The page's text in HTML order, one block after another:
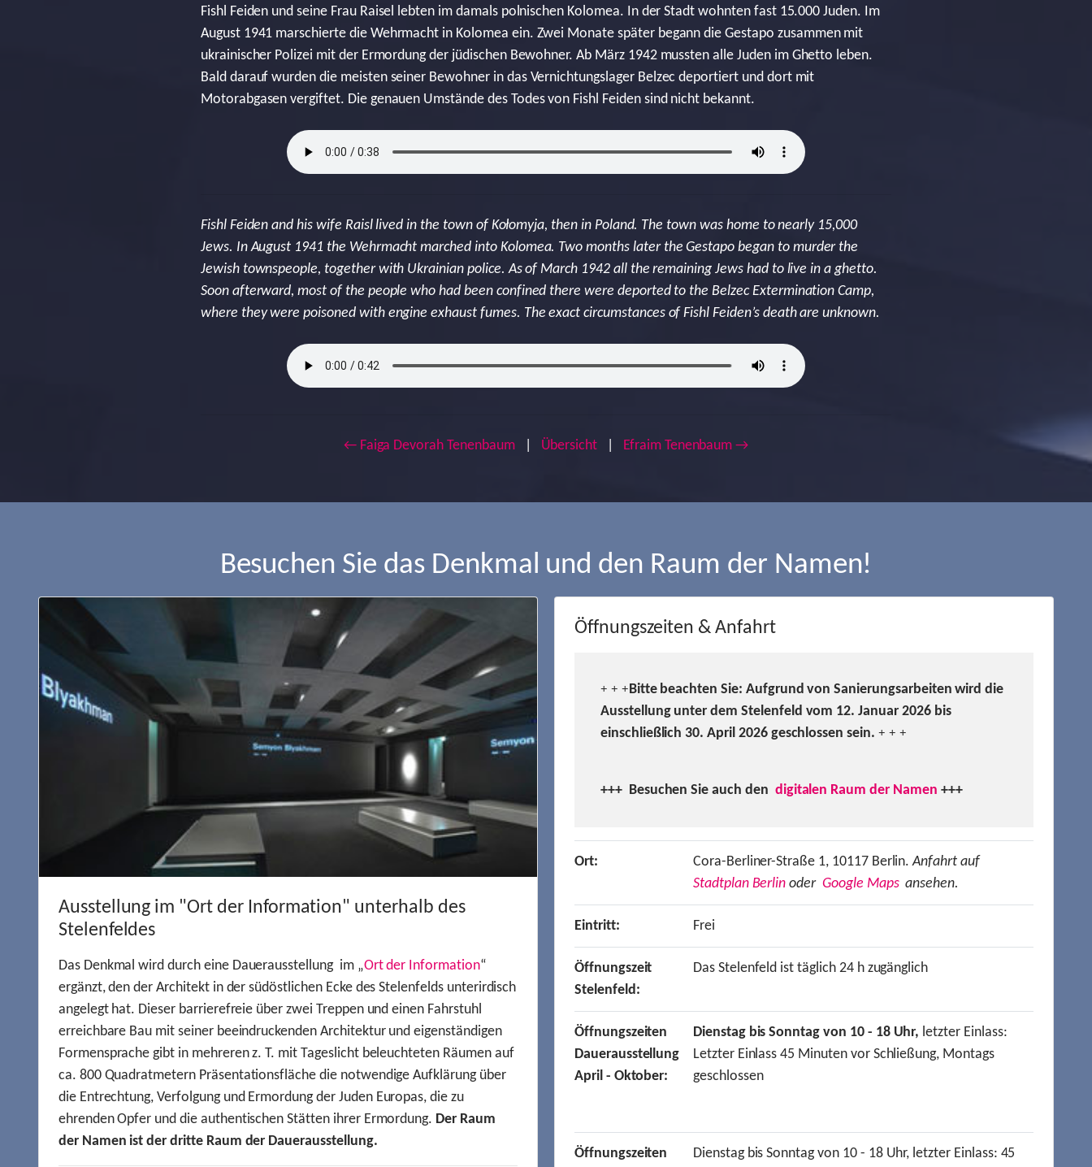
Fishl Feiden und seine Frau Raisel lebten im damals polnischen Kolomea. In der Stadt wohnten fast 15.000 Juden. Im
August 1941 marschierte die Wehrmacht in Kolomea ein. Zwei Monate später begann die Gestapo zusammen mit
ukrainischer Polizei mit der Ermordung der jüdischen Bewohner. Ab März 1942 mussten alle Juden im Ghetto leben.
Bald darauf wurden die meisten seiner Bewohner in das Vernichtungslager Belzec deportiert und dort mit
Motorabgasen vergiftet. Die genauen Umstände des Todes von Fishl Feiden sind nicht bekannt.
Fishl Feiden and his wife Raisl lived in the town of Kołomyja, then in Poland. The town was home to nearly 15,000
Jews. In August 1941 the Wehrmacht marched into Kolomea. Two months later the Gestapo began to murder the
Jewish townspeople, together with Ukrainian police. As of March 1942 all the remaining Jews had to live in a ghetto.
Soon afterward, most of the people who had been confined there were deported to the Belzec Extermination Camp,
where they were poisoned with engine exhaust fumes. The exact circumstances of Fishl Feiden’s death are unknown.
← Faiga Devorah Tenenbaum Übersicht Efraim Tenenbaum →
Besuchen Sie das Denkmal und den Raum der Namen!
Ausstellung im "Ort der Information" unterhalb des
Stelenfeldes
Das Denkmal wird durch eine Dauerausstellung im „Ort der Information“
ergänzt, den der Architekt in der südöstlichen Ecke des Stelenfelds unterirdisch
angelegt hat. Dieser barrierefreie über zwei Treppen und einen Fahrstuhl
erreichbare Bau mit seiner beeindruckenden Architektur und eigenständigen
Formensprache gibt in mehreren z. T. mit Tageslicht beleuchteten Räumen auf
ca. 800 Quadratmetern Präsentationsfläche die notwendige Aufklärung über
die Entrechtung, Verfolgung und Ermordung der Juden Europas, die zu
ehrenden Opfer und die authentischen Stätten ihrer Ermordung. Der Raum
der Namen ist der dritte Raum der Dauerausstellung.
Öffnungszeiten & Anfahrt
+ + +Bitte beachten Sie: Aufgrund von Sanierungsarbeiten wird die
Ausstellung unter dem Stelenfeld vom 12. Januar 2026 bis
einschließlich 30. April 2026 geschlossen sein. + + +
+++ Besuchen Sie auch den digitalen Raum der Namen +++
Ort: Cora-Berliner-Straße 1, 10117 Berlin.Anfahrt auf
Stadtplan Berlin oder Google Mapsansehen.
Eintritt: Frei
Öffnungszeit
Stelenfeld:
Das Stelenfeld ist täglich 24 h zugänglich
Öffnungszeiten
Dauerausstellung
April - Oktober:
Dienstag bis Sonntag von 10 - 18 Uhr, letzter Einlass:
Letzter Einlass 45 Minuten vor Schließung, Montags
geschlossen
Öffnungszeiten
Dienstag bis Sonntag von 10 - 18 Uhr, letzter Einlass: 45